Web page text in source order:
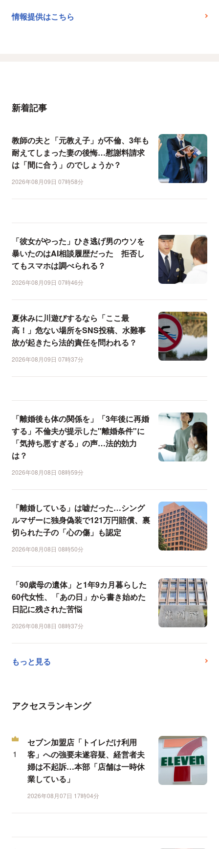
情報提供はこちら
新着記事
教師の夫と「元教え子」が不倫、3年も
耐えてしまった妻の後悔…慰謝料請求
は「間に合う」のでしょうか？
2026年08月09日 07時58分
「彼女がやった」ひき逃げ男のウソを
暴いたのはAI相談履歴だった 拒否し
てもスマホは調べられる？
2026年08月09日 07時46分
夏休みに川遊びするなら「ここ最
高！」危ない場所をSNS投稿、水難事
故が起きたら法的責任を問われる？
2026年08月09日 07時37分
「離婚後も体の関係を」「3年後に再婚
する」不倫夫が提示した"離婚条件"に
「気持ち悪すぎる」の声…法的効力
は？
2026年08月08日 08時59分
「離婚している」は嘘だった…シング
ルマザーに独身偽装で121万円賠償、裏
切られた子の「心の傷」も認定
2026年08月08日 08時50分
「90歳母の遺体」と1年9カ月暮らした
60代女性、「あの日」から書き始めた
日記に残された苦悩
2026年08月08日 08時37分
もっと見る
アクセスランキング
セブン加盟店「トイレだけ利用
客」への強要未遂容疑、経営者夫
婦は不起訴…本部「店舗は一時休
業している」
2026年08月07日 17時04分